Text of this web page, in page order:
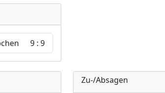
9 : 9
Zu-/Absagen